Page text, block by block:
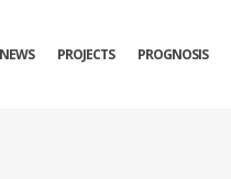
NEWS PROJECTS PROGNOSIS